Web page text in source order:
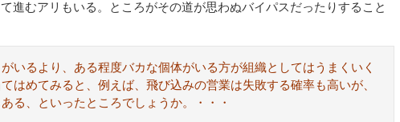
進むアリもいる。ところがその道が思わぬバイパスだったりすること
いるより、ある程度バカな個体がいる方が組織としてはうまくいく
はめてみると、例えば、飛び込みの営業は失敗する確率も高いが、
る、といったところでしょうか。・・・